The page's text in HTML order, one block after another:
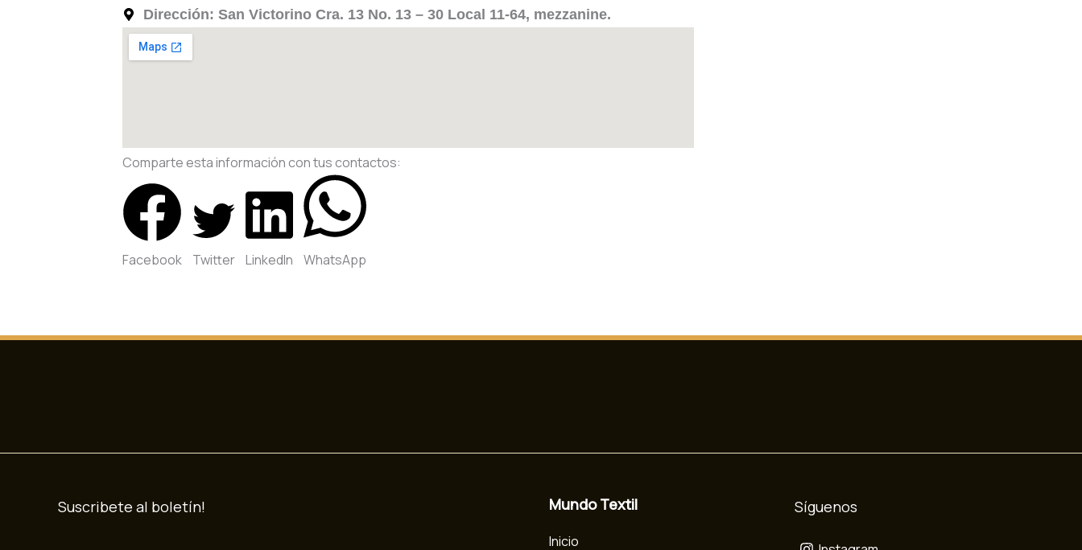
Dirección: San Victorino Cra. 13 No. 13 – 30 Local 11-64, mezzanine.
Comparte esta información con tus contactos:
Facebook Twitter LinkedIn WhatsApp
Suscribete al boletín! Mundo Textil
Inicio
Síguenos